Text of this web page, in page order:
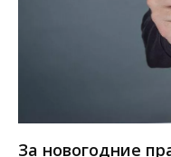
За новогодние